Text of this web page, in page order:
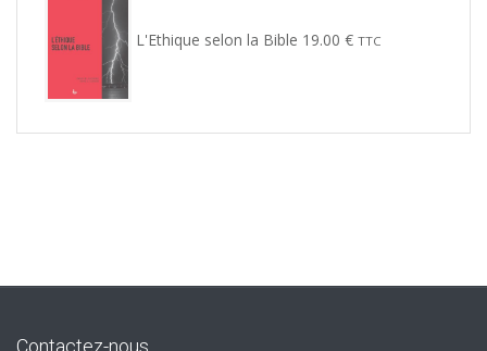
L'Ethique selon la Bible 19.00 € TTC
Contactez-nous